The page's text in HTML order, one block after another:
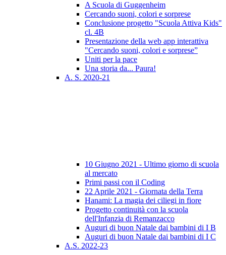
A Scuola di Guggenheim
Cercando suoni, colori e sorprese
Conclusione progetto "Scuola Attiva Kids"
cl. 4B
Presentazione della web app interattiva
"Cercando suoni, colori e sorprese”
Uniti per la pace
Una storia da... Paura!
A. S. 2020-21
10 Giugno 2021 - Ultimo giorno di scuola
al mercato
Primi passi con il Coding
22 Aprile 2021 - Giornata della Terra
Hanami: La magia dei ciliegi in fiore
Progetto continuità con la scuola
dell'Infanzia di Remanzacco
Auguri di buon Natale dai bambini di I B
Auguri di buon Natale dai bambini di I C
A.S. 2022-23